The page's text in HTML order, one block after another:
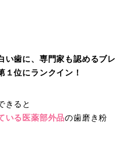
い歯に、専門家も認めるブレ
１位にランクイン！
きると
いる医薬部外品の歯磨き粉